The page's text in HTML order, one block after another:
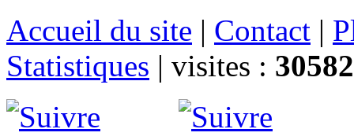
Accueil du site | Contact |
Statistiques | visites :